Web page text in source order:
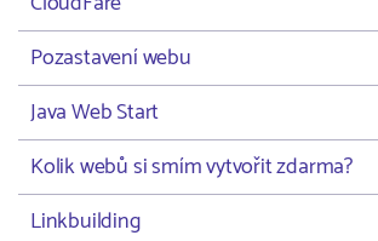
Pozastavení webu
Java Web Start
Kolik webů si smím vytvořit zdarma?
Linkbuilding